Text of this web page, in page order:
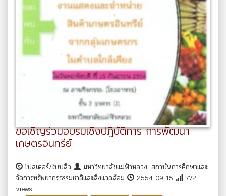
ขอเชิญร่วมอบรมเชิงปฎิบัติการ การพัฒนา
เกษตรอินทรีย์
โปสเตอร์/ใบปลิว
มหาวิทยาลัยแม่ฟ้าหลวง. สถาบันการศึกษาและ
จัดการทรัพยากรธรรมชาติและสิ่งแวดล้อม
2554-09-15
772
views